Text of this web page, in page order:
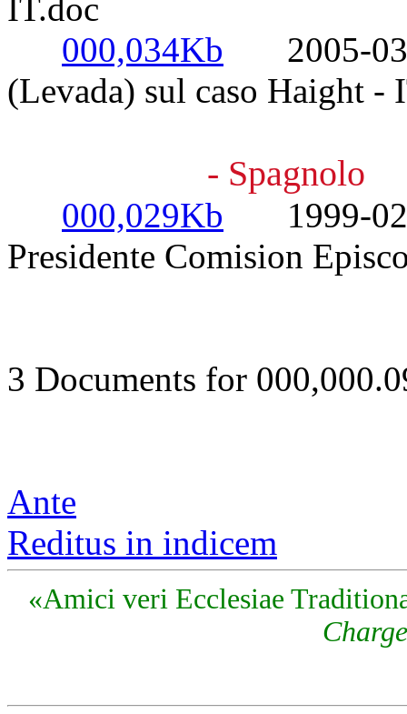
IT.doc
000,034Kb 2005-03-
(Levada) sul caso Haight -
- Spagnolo
000,029Kb 1999-02-
Presidente Comision
3 Documents for
Ante
Reditus in indicem
«Amici veri Ecclesiae